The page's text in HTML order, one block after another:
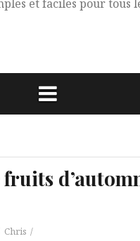
et faciles pour tous
fruits
Chris